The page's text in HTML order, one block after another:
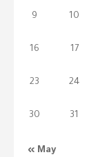
« May
9 10
16 17
23 24
30 31